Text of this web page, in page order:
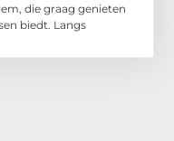
die graag genieten
biedt. Langs